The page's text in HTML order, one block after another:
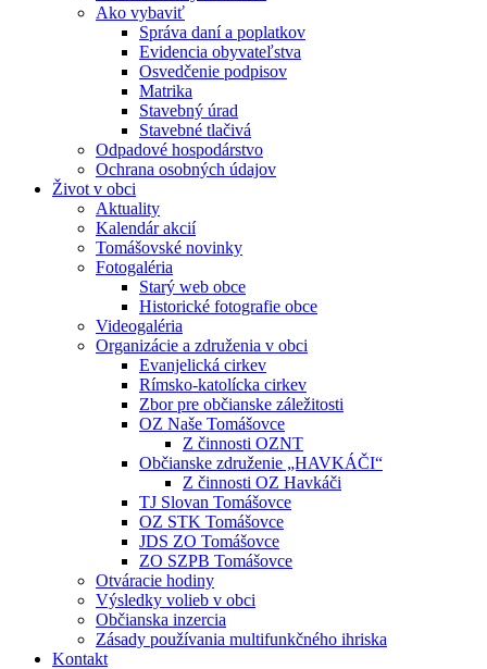
Ako vybaviť
Správa daní a poplatkov
Evidencia obyvateľstva
Osvedčenie podpisov
Matrika
Stavebný úrad
Stavebné tlačivá
Odpadové hospodárstvo
Ochrana osobných údajov
Život v obci
Aktuality
Kalendár akcií
Tomášovské novinky
Fotogaléria
Starý web obce
Historické fotografie obce
Videogaléria
Organizácie a združenia v obci
Evanjelická cirkev
Rímsko-katolícka cirkev
Zbor pre občianske záležitosti
OZ Naše Tomášovce
Z činnosti OZNT
Občianske združenie „HAVKÁČI“
Z činnosti OZ Havkáči
TJ Slovan Tomášovce
OZ STK Tomášovce
JDS ZO Tomášovce
ZO SZPB Tomášovce
Otváracie hodiny
Výsledky volieb v obci
Občianska inzercia
Zásady používania multifunkčného ihriska
Kontakt